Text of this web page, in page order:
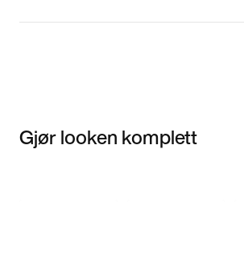
Gjør looken komplett